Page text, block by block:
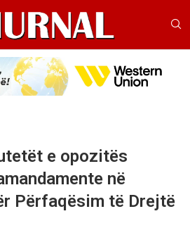
e opozitës
në
Përfaqësim të Drejtë